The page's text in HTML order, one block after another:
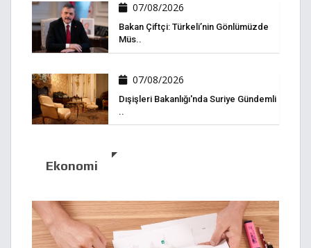
07/08/2026
Bakan Çiftçi: Türkeli’nin Gönlümüzde
Müs..
07/08/2026
Dışişleri Bakanlığı'nda Suriye Gündemli
..
Ekonomi